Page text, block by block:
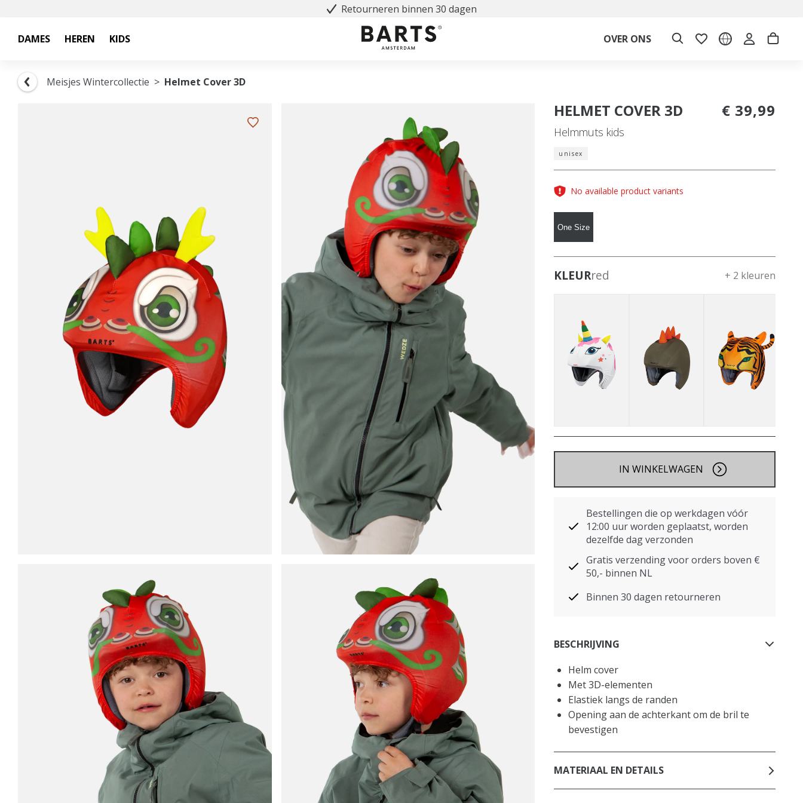
Retourneren binnen 30 dagen
DAMES HEREN KIDS OVER ONS
Meisjes Wintercollectie Helmet Cover 3D
HELMET COVER 3D
Helmmuts kids
€ 39,99
unisex
No available product variants
One Size
KLEURred + 2 kleuren
IN WINKELWAGEN
Bestellingen die op werkdagen vóór
12:00 uur worden geplaatst, worden
dezelfde dag verzonden
Gratis verzending voor orders boven €
50,- binnen NL
Binnen 30 dagen retourneren
BESCHRIJVING
Helm cover
Met 3D-elementen
Elastiek langs de randen
Opening aan de achterkant om de bril te
bevestigen
MATERIAAL EN DETAILS